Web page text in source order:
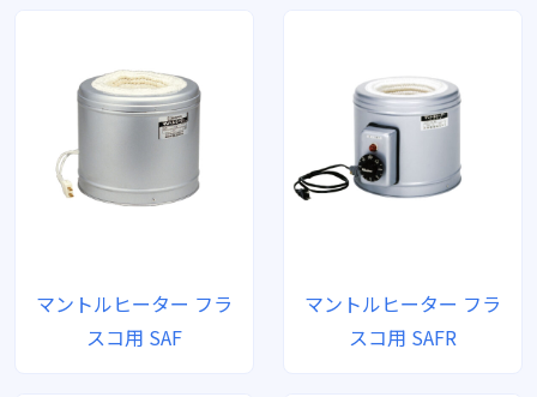
マントルヒーター フラ
スコ用 SAF
マントルヒーター フラ
スコ用 SAFR